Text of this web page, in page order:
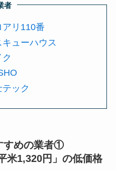
者
リ110番
ューハウス
ック
すめの業者①
米1,320円」の低価格